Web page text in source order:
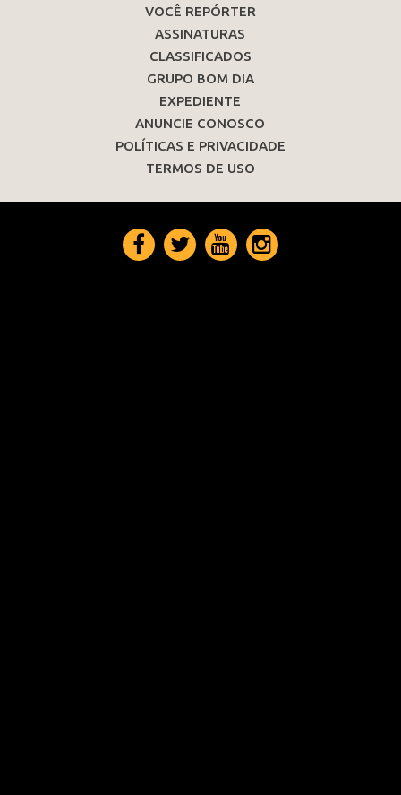
VOCÊ REPÓRTER
ASSINATURAS
CLASSIFICADOS
GRUPO BOM DIA
EXPEDIENTE
ANUNCIE CONOSCO
POLÍTICAS E PRIVACIDADE
TERMOS DE USO